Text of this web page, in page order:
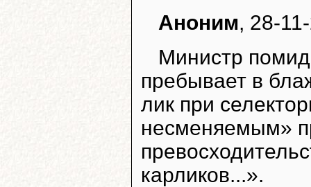
Аноним, 28-
Министр
пребывает в
лик при
несменяемым»
карликов...».